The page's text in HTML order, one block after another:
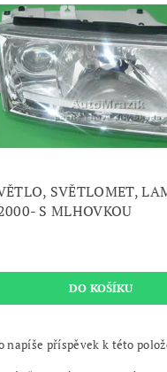
SVĚTLOMET,
S MLHOVKOU
napíše příspěvek k této